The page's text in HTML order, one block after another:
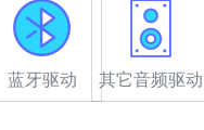
蓝牙驱动 其它音频驱动